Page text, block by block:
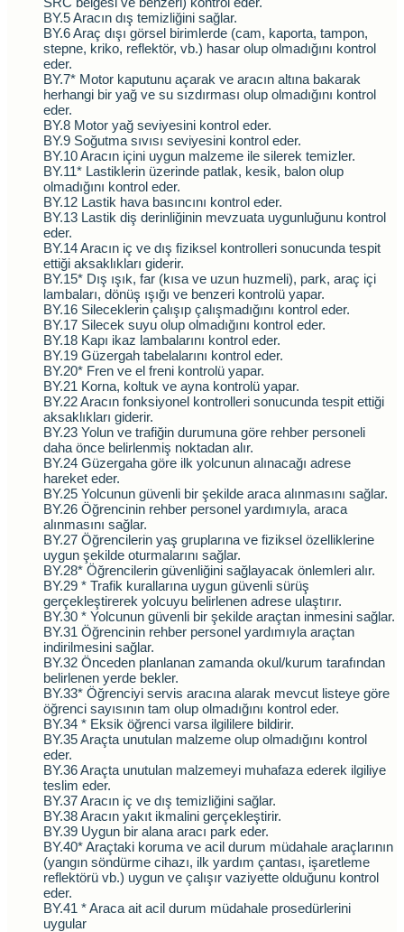
BY.5 Aracın dış temizliğini sağlar.
BY.6 Araç dışı görsel birimlerde (cam, kaporta, tampon,
stepne, kriko, reflektör, vb.) hasar olup olmadığını kontrol
eder.
BY.7* Motor kaputunu açarak ve aracın altına bakarak
herhangi bir yağ ve su sızdırması olup olmadığını kontrol
eder.
BY.8 Motor yağ seviyesini kontrol eder.
BY.9 Soğutma sıvısı seviyesini kontrol eder.
BY.10 Aracın içini uygun malzeme ile silerek temizler.
BY.11* Lastiklerin üzerinde patlak, kesik, balon olup
olmadığını kontrol eder.
BY.12 Lastik hava basıncını kontrol eder.
BY.13 Lastik diş derinliğinin mevzuata uygunluğunu kontrol
eder.
BY.14 Aracın iç ve dış fiziksel kontrolleri sonucunda tespit
ettiği aksaklıkları giderir.
BY.15* Dış ışık, far (kısa ve uzun huzmeli), park, araç içi
lambaları, dönüş ışığı ve benzeri kontrolü yapar.
BY.16 Sileceklerin çalışıp çalışmadığını kontrol eder.
BY.17 Silecek suyu olup olmadığını kontrol eder.
BY.18 Kapı ikaz lambalarını kontrol eder.
BY.19 Güzergah tabelalarını kontrol eder.
BY.20* Fren ve el freni kontrolü yapar.
BY.21 Korna, koltuk ve ayna kontrolü yapar.
BY.22 Aracın fonksiyonel kontrolleri sonucunda tespit ettiği
aksaklıkları giderir.
BY.23 Yolun ve trafiğin durumuna göre rehber personeli
daha önce belirlenmiş noktadan alır.
BY.24 Güzergaha göre ilk yolcunun alınacağı adrese
hareket eder.
BY.25 Yolcunun güvenli bir şekilde araca alınmasını sağlar.
BY.26 Öğrencinin rehber personel yardımıyla, araca
alınmasını sağlar.
BY.27 Öğrencilerin yaş gruplarına ve fiziksel özelliklerine
uygun şekilde oturmalarını sağlar.
BY.28* Öğrencilerin güvenliğini sağlayacak önlemleri alır.
BY.29 * Trafik kurallarına uygun güvenli sürüş
gerçekleştirerek yolcuyu belirlenen adrese ulaştırır.
BY.30 * Yolcunun güvenli bir şekilde araçtan inmesini sağlar.
BY.31 Öğrencinin rehber personel yardımıyla araçtan
indirilmesini sağlar.
BY.32 Önceden planlanan zamanda okul/kurum tarafından
belirlenen yerde bekler.
BY.33* Öğrenciyi servis aracına alarak mevcut listeye göre
öğrenci sayısının tam olup olmadığını kontrol eder.
BY.34 * Eksik öğrenci varsa ilgililere bildirir.
BY.35 Araçta unutulan malzeme olup olmadığını kontrol
eder.
BY.36 Araçta unutulan malzemeyi muhafaza ederek ilgiliye
teslim eder.
BY.37 Aracın iç ve dış temizliğini sağlar.
BY.38 Aracın yakıt ikmalini gerçekleştirir.
BY.39 Uygun bir alana aracı park eder.
BY.40* Araçtaki koruma ve acil durum müdahale araçlarının
(yangın söndürme cihazı, ilk yardım çantası, işaretleme
reflektörü vb.) uygun ve çalışır vaziyette olduğunu kontrol
eder.
BY.41 * Araca ait acil durum müdahale prosedürlerini
uygular